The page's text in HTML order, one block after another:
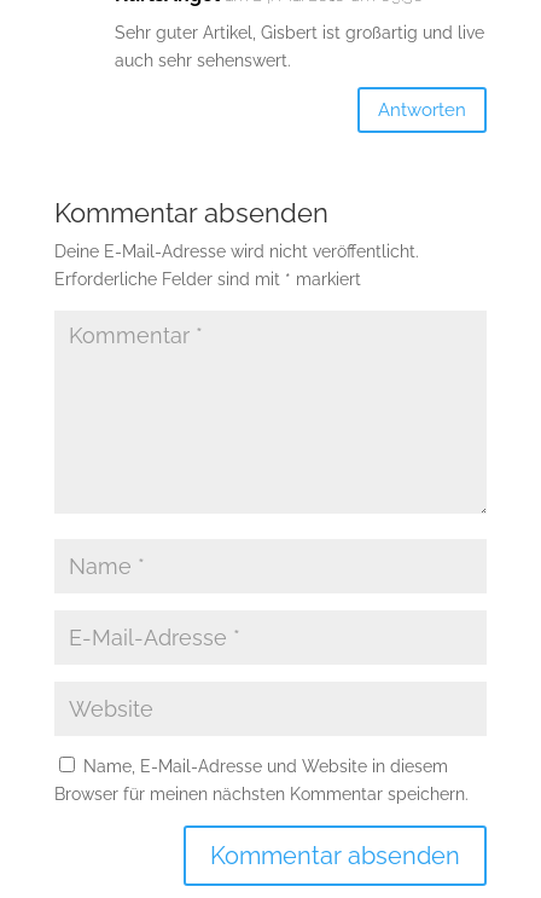
Sehr guter Artikel, Gisbert ist großartig und live
auch sehr sehenswert.
Antworten
Kommentar absenden
Deine E-Mail-Adresse wird nicht veröffentlicht.
Erforderliche Felder sind mit * markiert
Name, E-Mail-Adresse und Website in diesem
Browser für meinen nächsten Kommentar speichern.